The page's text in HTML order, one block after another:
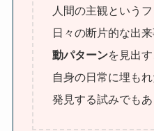
人間の主観という
日々の断片的な出
動パターンを見出
自身の日常に埋も
発見する試みでもあ